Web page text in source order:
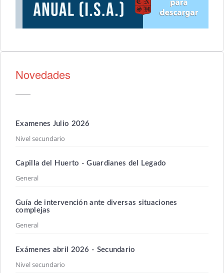
Novedades
Examenes Julio 2026
Nivel secundario
Capilla del Huerto - Guardianes del Legado
General
Guía de intervención ante diversas situaciones
complejas
General
Exámenes abril 2026 - Secundario
Nivel secundario